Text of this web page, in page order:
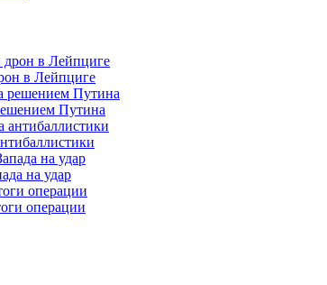
в Лейпциге
Путина
на удар
операции